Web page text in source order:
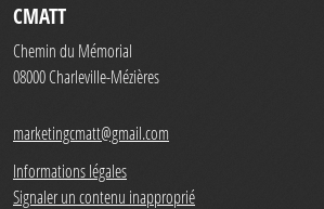
CMATT
Chemin du Mémorial
08000Charleville-Mézières
marketingcmatt@gmail.com
Informations légales
Signaler un contenu inapproprié